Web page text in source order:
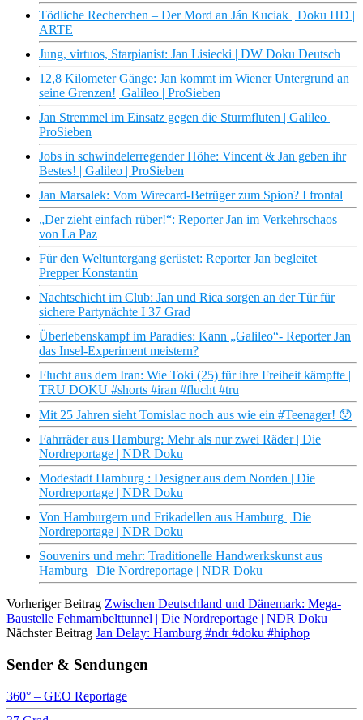
Tödliche Recherchen – Der Mord an Ján Kuciak | Doku HD |
ARTE
Jung, virtuos, Starpianist: Jan Lisiecki | DW Doku Deutsch
12,8 Kilometer Gänge: Jan kommt im Wiener Untergrund an
seine Grenzen!| Galileo | ProSieben
Jan Stremmel im Einsatz gegen die Sturmfluten | Galileo |
ProSieben
Jobs in schwindelerregender Höhe: Vincent & Jan geben ihr
Bestes! | Galileo | ProSieben
Jan Marsalek: Vom Wirecard-Betrüger zum Spion? I frontal
„Der zieht einfach rüber!“: Reporter Jan im Verkehrschaos
von La Paz
Für den Weltuntergang gerüstet: Reporter Jan begleitet
Prepper Konstantin
Nachtschicht im Club: Jan und Rica sorgen an der Tür für
sichere Partynächte I 37 Grad
Überlebenskampf im Paradies: Kann „Galileo“- Reporter Jan
das Insel-Experiment meistern?
Flucht aus dem Iran: Wie Toki (25) für ihre Freiheit kämpfte |
TRU DOKU #shorts #iran #flucht #tru
Mit 25 Jahren sieht Tomislac noch aus wie ein #Teenager! 😯
Fahrräder aus Hamburg: Mehr als nur zwei Räder | Die
Nordreportage | NDR Doku
Modestadt Hamburg : Designer aus dem Norden | Die
Nordreportage | NDR Doku
Von Hamburgern und Frikadellen aus Hamburg | Die
Nordreportage | NDR Doku
Souvenirs und mehr: Traditionelle Handwerkskunst aus
Hamburg | Die Nordreportage | NDR Doku
Vorheriger Beitrag Zwischen Deutschland und Dänemark: Mega-
Baustelle Fehmarnbelttunnel | Die Nordreportage | NDR Doku
Nächster Beitrag Jan Delay: Hamburg #ndr #doku #hiphop
Sender & Sendungen
360° – GEO Reportage